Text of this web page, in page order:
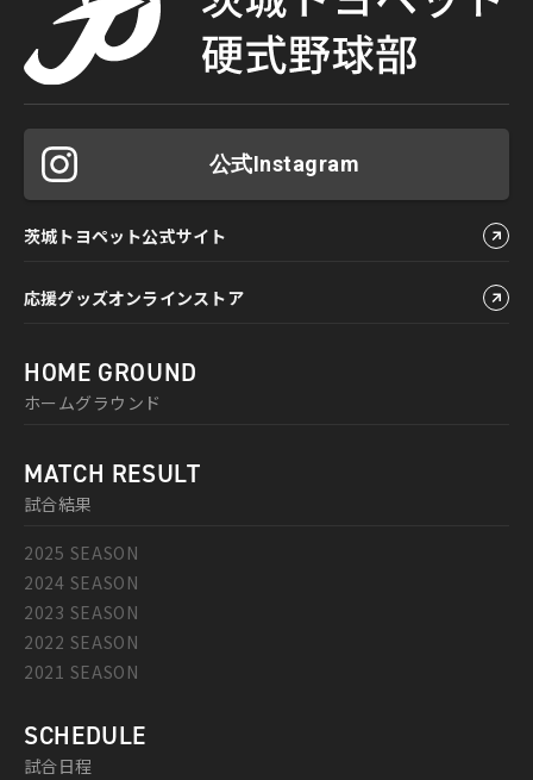
公式Instagram
茨城トヨペット公式サイト
応援グッズオンラインストア
HOME GROUND
ホームグラウンド
MATCH RESULT
試合結果
2025 SEASON
2024 SEASON
2023 SEASON
2022 SEASON
2021 SEASON
SCHEDULE
試合日程